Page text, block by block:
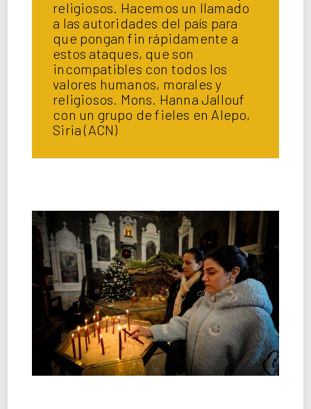
religiosos. Hacemos un llamado
a las autoridades del país para
que pongan fin rápidamente a
estos ataques, que son
incompatibles con todos los
valores humanos, morales y
religiosos. Mons. Hanna Jallouf
con un grupo de fieles en Alepo,
Siria (ACN)